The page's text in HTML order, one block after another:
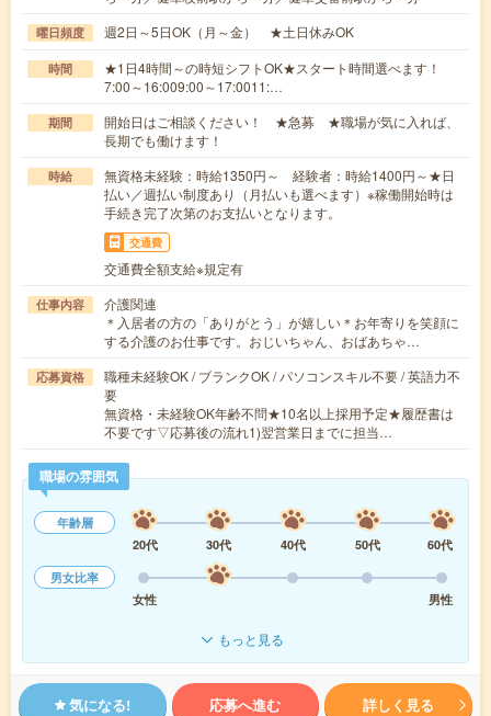
曜日頻度 週2日～5日OK（月～金） ★土日休みOK
時間
★1日4時間～の時短シフトOK★スタート時間選べます！
7:00～16:009:00～17:0011:…
期間
開始日はご相談ください！ ★急募 ★職場が気に入れば、
長期でも働けます！
時給
無資格未経験：時給1350円～ 経験者：時給1400円～★日
払い／週払い制度あり（月払いも選べます）※稼働開始時は
手続き完了次第のお支払いとなります。
交通費
交通費全額支給※規定有
仕事内容
介護関連
＊入居者の方の「ありがとう」が嬉しい＊お年寄りを笑顔に
する介護のお仕事です。おじいちゃん、おばあちゃ…
応募資格
職種未経験OK / ブランクOK / パソコンスキル不要 / 英語力不
要
無資格・未経験OK年齢不問★10名以上採用予定★履歴書は
不要です▽応募後の流れ1)翌営業日までに担当…
職場の雰囲気
年齢層
20代
30代 40代 50代
60代
男女比率
女性
男性
もっと見る
気になる! 応募へ進む 詳しく見る